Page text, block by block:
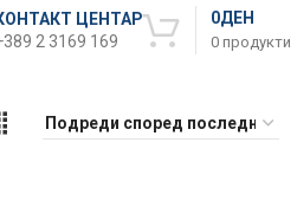
ЦЕНТАР
2 3169 169
0 продукти
0ДЕН